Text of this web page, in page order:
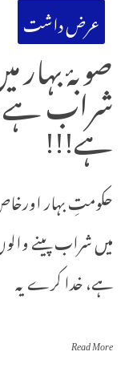
عرض داشت
صوبۂ بہار
شراب
ہے!!!
حکومتِ بہار
میں شراب پینے
ہے، خدا کرے یہ
Read More